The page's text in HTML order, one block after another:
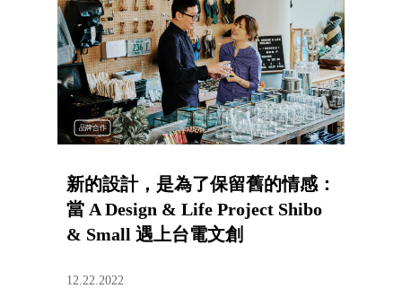
品牌合作
新的設計，是為了保留舊的情感：
當 A Design & Life Project Shibo
& Small 遇上台電文創
12.22.2022